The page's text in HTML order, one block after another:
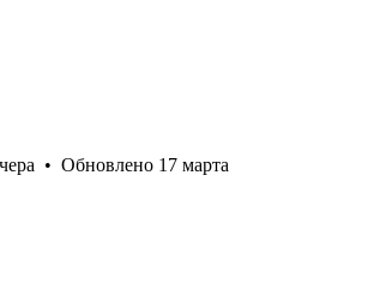
• Обновлено 17 марта